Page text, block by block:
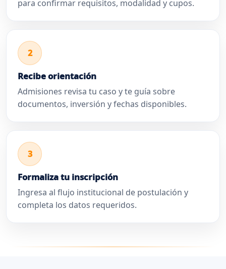
para confirmar requisitos, modalidad y cupos.
2
Recibe orientación
Admisiones revisa tu caso y te guía sobre
documentos, inversión y fechas disponibles.
3
Formaliza tu inscripción
Ingresa al flujo institucional de postulación y
completa los datos requeridos.